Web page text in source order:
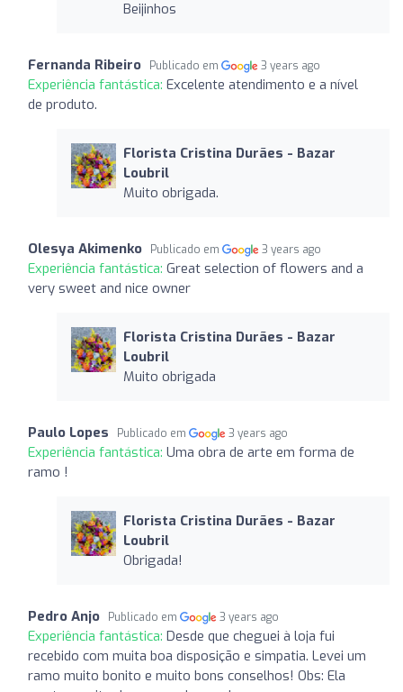
Beijinhos
Fernanda Ribeiro Publicado em 3 years ago
Experiência fantástica: Excelente atendimento e a nível
de produto.
Florista Cristina Durães - Bazar
Loubril
Muito obrigada.
Olesya Akimenko Publicado em 3 years ago
Experiência fantástica: Great selection of flowers and a
very sweet and nice owner
Florista Cristina Durães - Bazar
Loubril
Muito obrigada
Paulo Lopes Publicado em 3 years ago
Experiência fantástica: Uma obra de arte em forma de
ramo !
Florista Cristina Durães - Bazar
Loubril
Obrigada!
Pedro Anjo Publicado em 3 years ago
Experiência fantástica: Desde que cheguei à loja fui
recebido com muita boa disposição e simpatia. Levei um
ramo muito bonito e muito bons conselhos! Obs: Ela